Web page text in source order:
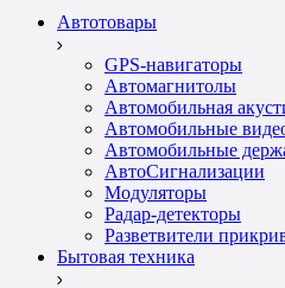
Автотовары
GPS-навигаторы
Автомагнитолы
Автомобильная
Автомобильные
Автомобильные
АвтоСигнализации
Модуляторы
Радар-детекторы
Разветвители
Бытовая техника